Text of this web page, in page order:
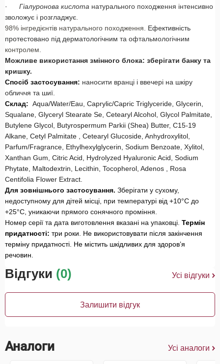
· Гіалуронова кислота натурального походження інтенсивно
зволожує і розгладжує.
98% інгредієнтів натурального походження.
Ефективність
протестовано під дерматологічним та офтальмологічним
контролем.
Можливе використання змінного блока: зберігати банку та
кришку.
Спосіб застосування: наносити вранці і ввечері на шкіру
обличчя та шиї.
Склад: Aqua/Water/Eau, Caprylic/Capric Triglyceride, Glycerin,
Squalane, Glyceryl Stearate Se, Cetearyl Alcohol, Glycol Palmitate,
Butylene Glycol, Butyrospermum Parkii (Shea) Butter, C15-19
Alkane, Cetyl Palmitate , Cetearyl Glucoside, Anhydroxylitol,
Parfum/Fragrance, Ethylhexylglycerin, Sodium Benzoate, Xylitol,
Xanthan Gum, Citric Acid, Hydrolyzed Hyaluronic Acid, Sodium
Phytate, Maltodextrin, Lecithin, Tocopherol, Adenos , Rosa
Centifolia Flower Extract.
Для зовнішнього застосування. Зберігати у сухому,
недоступному для дітей місці, при температурі від +10°С до
+25°С, уникаючи прямого сонячного проміння.
Номер серії та дата виготовлення вказані на упаковці. Термін
придатності: три роки. Не використовувати після закінчення
терміну придатності. Не містить шкідливих для здоров’я
речовин.
Відгуки (0) Усі відгуки
Залишити відгук
Аналоги Усі аналоги